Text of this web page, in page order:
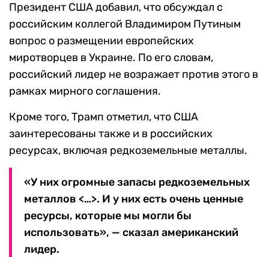
Президент США добавил, что обсуждал с
российским коллегой Владимиром Путиным
вопрос о размещении европейских
миротворцев в Украине. По его словам,
российский лидер не возражает против этого в
рамках мирного соглашения.
Кроме того, Трамп отметил, что США
заинтересованы также и в российских
ресурсах, включая редкоземельные металлы.
«У них огромные запасы редкоземельных
металлов <…>. И у них есть очень ценные
ресурсы, которые мы могли бы
использовать», — сказал американский
лидер.